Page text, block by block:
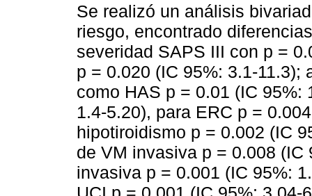
Se realizó un análisis
riesgo, encontrado
severidad SAPS III con p =
p = 0.020 (IC 95%: 3.1-
como HAS p = 0.01 (IC 95%:
1.4-5.20), para ERC p =
hipotiroidismo p = 0.002 (IC
de VM invasiva p = 0.008
invasiva p = 0.001 (IC 95%: